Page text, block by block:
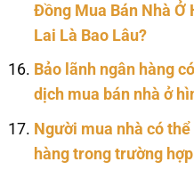
Đồng Mua Bán Nhà Ở
Lai Là Bao Lâu?
Bảo lãnh ngân hàng
dịch mua bán nhà ở
Người mua nhà có
hàng trong trường